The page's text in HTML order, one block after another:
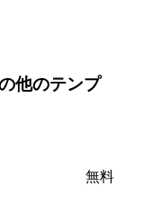
他のテンプ
無料